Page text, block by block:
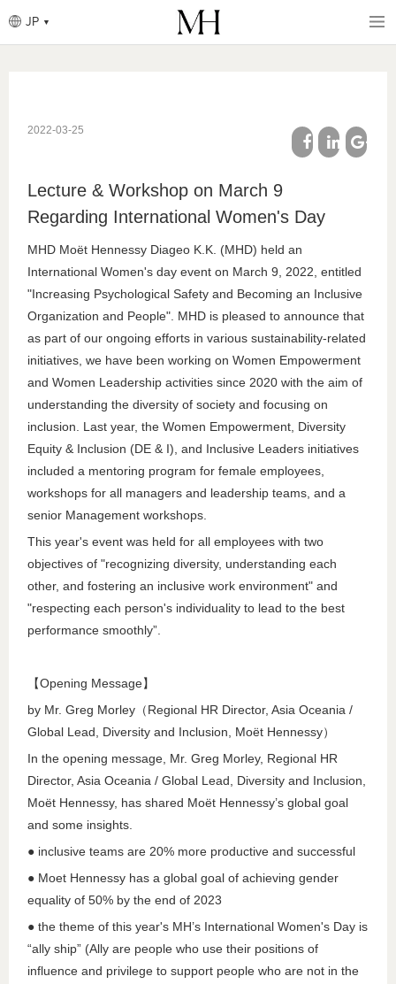
JP
2022-03-25
Lecture & Workshop on March 9
Regarding International Women's Day
MHD Moët Hennessy Diageo K.K. (MHD) held an
International Women's day event on March 9, 2022, entitled
"Increasing Psychological Safety and Becoming an Inclusive
Organization and People". MHD is pleased to announce that
as part of our ongoing efforts in various sustainability-related
initiatives, we have been working on Women Empowerment
and Women Leadership activities since 2020 with the aim of
understanding the diversity of society and focusing on
inclusion. Last year, the Women Empowerment, Diversity
Equity & Inclusion (DE & I), and Inclusive Leaders initiatives
included a mentoring program for female employees,
workshops for all managers and leadership teams, and a
senior Management workshops.
This year's event was held for all employees with two
objectives of "recognizing diversity, understanding each
other, and fostering an inclusive work environment" and
"respecting each person's individuality to lead to the best
performance smoothly”.
【Opening Message】
by Mr. Greg Morley（Regional HR Director, Asia Oceania /
Global Lead, Diversity and Inclusion, Moët Hennessy）
In the opening message, Mr. Greg Morley, Regional HR
Director, Asia Oceania / Global Lead, Diversity and Inclusion,
Moët Hennessy, has shared Moët Hennessy’s global goal
and some insights.
● inclusive teams are 20% more productive and successful
● Moet Hennessy has a global goal of achieving gender
equality of 50% by the end of 2023
● the theme of this year's MH’s International Women's Day is
“ally ship” (Ally are people who use their positions of
influence and privilege to support people who are not in the